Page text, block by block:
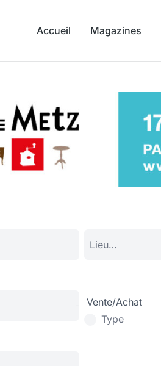
Accueil Magazines
Vente/Achat
Type